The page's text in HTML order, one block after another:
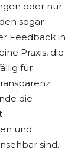
oder nur
sogar
Feedback in
Praxis, die
für
die
und
sind.